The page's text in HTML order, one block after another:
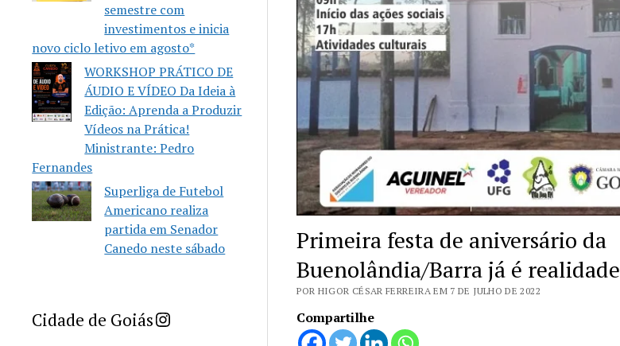
semestre com
investimentos e inicia
novo ciclo letivo em agosto*
WORKSHOP PRÁTICO DE
ÁUDIO E VÍDEO Da Ideia à
Edição: Aprenda a Produzir
Vídeos na Prática!
Ministrante: Pedro
Fernandes
Superliga de Futebol
Americano realiza
partida em Senador
Canedo neste sábado
Cidade de GoiásImprensa Criativa da Cidade de Goiás
Primeira festa de aniversário da
Buenolândia/Barra já é realidade
POR HIGOR CÉSAR FERREIRA EM 7 DE JULHO DE 2022
Compartilhe